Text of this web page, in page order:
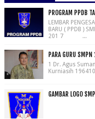
PROGRAM PPDB
LEMBAR
BARU ( PPDB )
201 7 ...
PARA GURU
1 Dr. Agus
Kurniasih
GAMBAR LOGO